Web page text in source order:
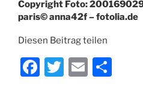
Copyright Foto:
paris© anna42f – fotolia.de
Diesen Beitrag teilen
F
T
E